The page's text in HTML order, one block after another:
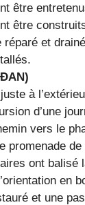
être
être
et
à
d’une
vers le
promenade
ont balisé
en
et une